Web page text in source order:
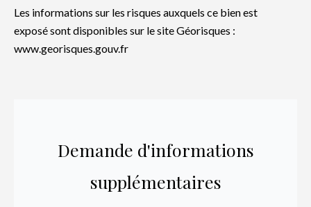
Les informations sur les risques auxquels ce bien est
exposé sont disponibles sur le site Géorisques :
www.georisques.gouv.fr
Demande d'informations
supplémentaires